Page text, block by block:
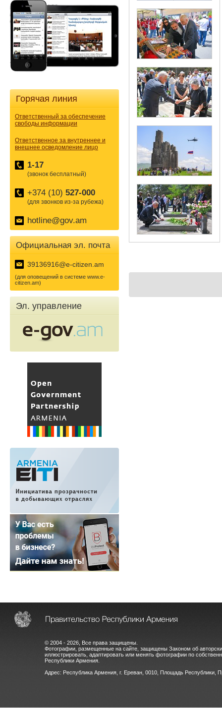
Горячая линия
Ответственный за обеспечение
свободы информации
Ответственное за внутреннее и
внешнее осведомление лицо
1-17
(звонок бесплатный)
+374 (10) 527-000
(для звонков из-за рубежа)
hotline@gov.am
Официальная эл. почта
39136916@e-citizen.am
(для оповещений в системе www.e-
citizen.am)
Эл. управление
© 2004 - 2026, Все права защищены.
Фотографии, размещенные на сайте, защищены Законом об
иллюстрировать, адаптировать или менять фотографии по
Республики Армения.
Адрес: Республика Армения, г. Ереван, 0010, Площадь Республики,